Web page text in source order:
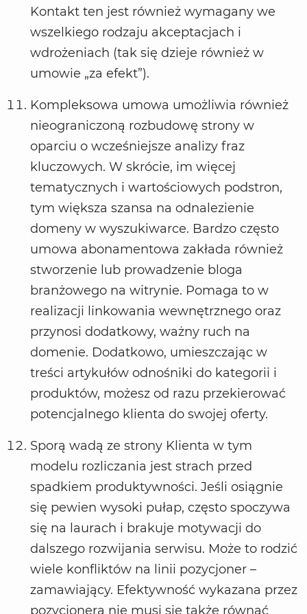
Kontakt ten jest również wymagany we
wszelkiego rodzaju akceptacjach i
wdrożeniach (tak się dzieje również w
umowie „za efekt”).
Kompleksowa umowa umożliwia również
nieograniczoną rozbudowę strony w
oparciu o wcześniejsze analizy fraz
kluczowych. W skrócie, im więcej
tematycznych i wartościowych podstron,
tym większa szansa na odnalezienie
domeny w wyszukiwarce. Bardzo często
umowa abonamentowa zakłada również
stworzenie lub prowadzenie bloga
branżowego na witrynie. Pomaga to w
realizacji linkowania wewnętrznego oraz
przynosi dodatkowy, ważny ruch na
domenie. Dodatkowo, umieszczając w
treści artykułów odnośniki do kategorii i
produktów, możesz od razu przekierować
potencjalnego klienta do swojej oferty.
Sporą wadą ze strony Klienta w tym
modelu rozliczania jest strach przed
spadkiem produktywności. Jeśli osiągnie
się pewien wysoki pułap, często spoczywa
się na laurach i brakuje motywacji do
dalszego rozwijania serwisu. Może to rodzić
wiele konfliktów na linii pozycjoner –
zamawiający. Efektywność wykazana przez
pozycjonera nie musi się także równać